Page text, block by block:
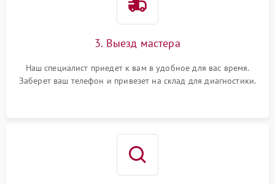
3. Выезд мастера
Наш специалист приедет к вам в удобное для вас время.
Заберет ваш телефон и привезет на склад для диагностики.